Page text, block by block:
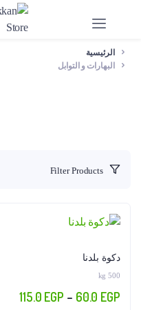
الرئيسية
البهارات و التوابل
Filter Products
دكوة بلدنا
500 kg
60.0 EGP
–
115.0 EGP
نطاق